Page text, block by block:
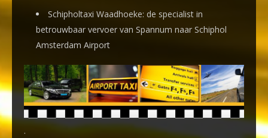
Schipholtaxi Waadhoeke: de specialist in
betrouwbaar vervoer van Spannum naar Schiphol
Amsterdam Airport
.